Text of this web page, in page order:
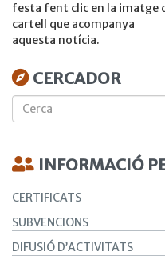
festa fent clic en la imatge
cartell que acompanya
aquesta notícia.
CERCADOR
INFORMACIÓ
CERTIFICATS
SUBVENCIONS
DIFUSIÓ D’ACTIVITATS